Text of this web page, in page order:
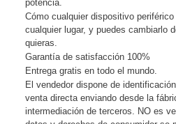
potencia.
Cómo cualquier dispositivo
cualquier lugar, y puedes cambiarlo
quieras.
Garantía de satisfacción 100%
Entrega gratis en todo el mundo.
El vendedor dispone de
venta directa enviando desde la
intermediación de terceros. NO es